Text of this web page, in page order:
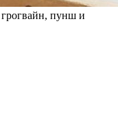
грогвайн, пунш и